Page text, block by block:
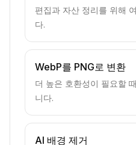
편집과 자산 정리를 위해
다.
WebP를 PNG로 변환
더 높은 호환성이 필요할
니다.
AI 배경 제거